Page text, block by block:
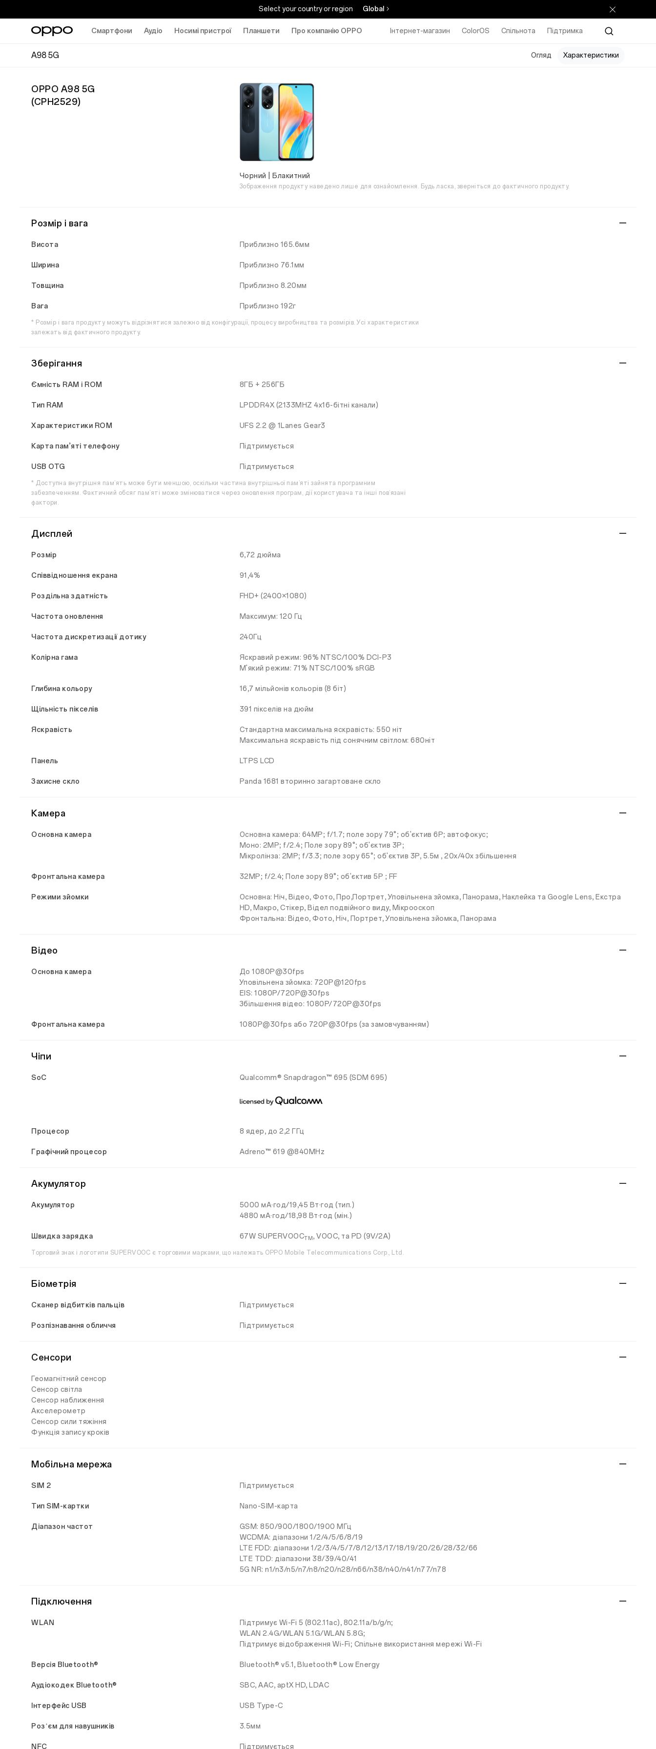
Select your country or region Global
Смартфони Аудіо Носимі пристрої Планшети Про компанію ОРРО Інтернет-магазин ColorOS Спільнота Підтримка
A98 5G Огляд Характеристики
OPPO A98 5G
(CPH2529)
Чорний | Блакитний
Зображення продукту наведено лише для ознайомлення. Будь ласка, зверніться до фактичного продукту.
Розмір і вага
Висота Приблизно 165.6мм
Ширина Приблизно 76.1мм
Товщина Приблизно 8.20мм
Вага Приблизно 192г
* Розмір і вага продукту можуть відрізнятися залежно від конфігурації, процесу виробництва та розмірів. Усі характеристики
залежать від фактичного продукту.
Зберігання
Ємність RAM і ROM 8ГБ + 256ГБ
Тип RAM LPDDR4X (2133MHZ 4х16-бітні канали)
Характеристики ROM UFS 2.2 @ 1Lanes Gear3
Карта пам’яті телефону Підтримується
USB OTG Підтримується
* Доступна внутрішня пам’ять може бути меншою, оскільки частина внутрішньої пам’яті зайнята програмним
забезпеченням. Фактичний обсяг пам’яті може змінюватися через оновлення програм, дії користувача та інші пов’язані
фактори.
Дисплей
Розмір 6,72 дюйма
Співвідношення екрана 91,4%
Роздільна здатність FHD+ (2400×1080)
Частота оновлення Максимум: 120 Гц
Частота дискретизації дотику 240Гц
Колірна гама
Яскравий режим: 96% NTSC/100% DCI-P3
М'який режим: 71% NTSC/100% sRGB
Глибина кольору 16,7 мільйонів кольорів (8 біт)
Щільність пікселів 391 пікселів на дюйм
Яскравість
Стандартна максимальна яскравість: 550 ніт
Максимальна яскравість під сонячним світлом: 680ніт
Панель LTPS LCD
Захисне скло Panda 1681 вторинно загартоване скло
Камера
Основна камера
Основна камера: 64MP; f/1.7; поле зору 79°; об'єктив 6P; автофокус;
Моно: 2MP; f/2.4; Поле зору 89°; об'єктив 3P;
Мікролінза: 2MP; f/3.3; поле зору 65°; об'єктив 3P, 5.5м , 20x/40x збільшення
Фронтальна камера 32MP; f/2.4; Поле зору 89°; об'єктив 5P ; FF
Режими зйомки
Основна: Ніч, Відео, Фото, Про,Портрет, Уповільнена зйомка, Панорама, Наклейка та Google Lens, Екстра
HD, Макро, Стікер, Відел подвійного виду, Мікрооскоп
Фронтальна: Відео, Фото, Ніч, Портрет, Уповільнена зйомка, Панорама
Відео
Основна камера
До 1080P@30fps
Уповільнена зйомка: 720P@120fps
EIS: 1080P/720P@30fps
Збільшення відео: 1080P/720P@30fps
Фронтальна камера 1080P@30fps або 720P@30fps (за замовчуванням)
Чіпи
SoC Qualcomm® Snapdragon™ 695 (SDM 695)
Процесор 8 ядер, до 2,2 ГГц
Графічний процесор Adreno™ 619 @840MHz
Акумулятор
Акумулятор
5000 мА·год/19,45 Вт·год (тип.)
4880 мА·год/18,98 Вт·год (мін.)
Швидка зарядка 67W SUPERVOOCTM, VOOC, та PD (9V/2A)
Торговий знак і логотипи SUPERVOOC є торговими марками, що належать OPPO Mobile Telecommunications Corp., Ltd.
Біометрія
Сканер відбитків пальців Підтримується
Розпізнавання обличчя Підтримується
Сенсори
Геомагнітний сенсор
Сенсор світла
Сенсор наближення
Акселерометр
Сенсор сили тяжіння
Функція запису кроків
Мобільна мережа
SIM 2 Підтримується
Тип SIM-картки Nano-SIM-карта
Діапазон частот
GSM: 850/900/1800/1900 МГц
WCDMA: діапазони 1/2/4/5/6/8/19
LTE FDD: діапазони 1/2/3/4/5/7/8/12/13/17/18/19/20/26/28/32/66
LTE TDD: діапазони 38/39/40/41
5G NR: n1/n3/n5/n7/n8/n20/n28/n66/n38/n40/n41/n77/n78
Підключення
WLAN
Підтримує Wi-Fi 5 (802.11ac), 802.11a/b/g/n;
WLAN 2.4G/WLAN 5.1G/WLAN 5.8G;
Підтримує відображення Wi-Fi; Спільне використання мережі Wi-Fi
Версія Bluetooth® Bluetooth® v5.1, Bluetooth® Low Energy
Аудіокодек Bluetooth® SBC, AAC, aptX HD, LDAC
Інтерфейс USB USB Type-C
Розʼєм для навушників 3.5мм
NFC Підтримується